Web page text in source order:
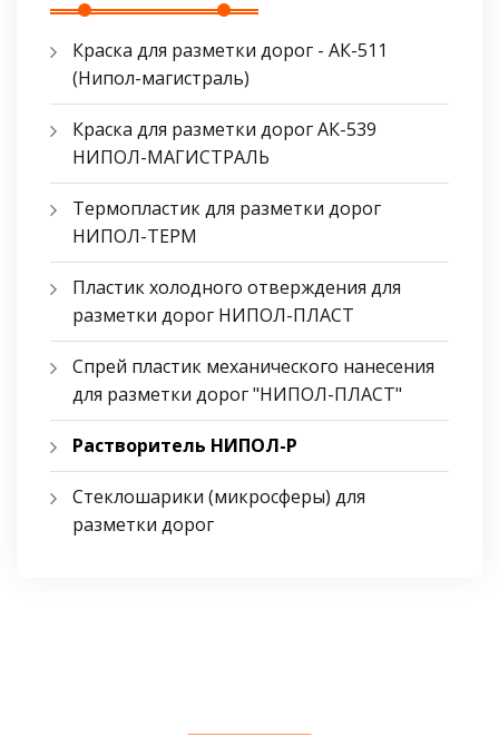
Краска для разметки дорог - АК-511
(Нипол-магистраль)
Краска для разметки дорог АК-539
НИПОЛ-МАГИСТРАЛЬ
Термопластик для разметки дорог
НИПОЛ-ТЕРМ
Пластик холодного отверждения для
разметки дорог НИПОЛ-ПЛАСТ
Спрей пластик механического нанесения
для разметки дорог "НИПОЛ-ПЛАСТ"
Растворитель НИПОЛ-Р
Стеклошарики (микросферы) для
разметки дорог